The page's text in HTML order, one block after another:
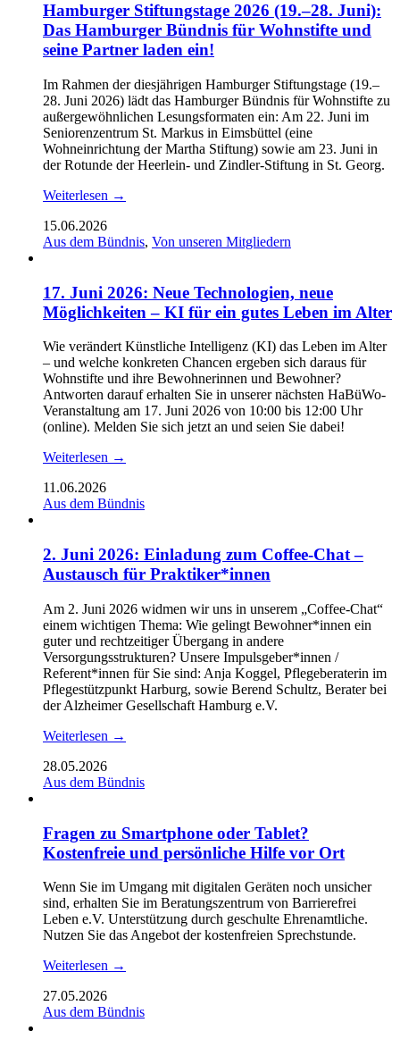
Hamburger Stiftungstage 2026 (19.–28. Juni):
Das Hamburger Bündnis für Wohnstifte und
seine Partner laden ein!
Im Rahmen der diesjährigen Hamburger Stiftungstage (19.–
28. Juni 2026) lädt das Hamburger Bündnis für Wohnstifte zu
außergewöhnlichen Lesungsformaten ein: Am 22. Juni im
Seniorenzentrum St. Markus in Eimsbüttel (eine
Wohneinrichtung der Martha Stiftung) sowie am 23. Juni in
der Rotunde der Heerlein- und Zindler-Stiftung in St. Georg.
Weiterlesen →
15.06.2026
Aus dem Bündnis, Von unseren Mitgliedern
17. Juni 2026: Neue Technologien, neue
Möglichkeiten – KI für ein gutes Leben im Alter
Wie verändert Künstliche Intelligenz (KI) das Leben im Alter
– und welche konkreten Chancen ergeben sich daraus für
Wohnstifte und ihre Bewohnerinnen und Bewohner?
Antworten darauf erhalten Sie in unserer nächsten HaBüWo-
Veranstaltung am 17. Juni 2026 von 10:00 bis 12:00 Uhr
(online). Melden Sie sich jetzt an und seien Sie dabei!
Weiterlesen →
11.06.2026
Aus dem Bündnis
2. Juni 2026: Einladung zum Coffee-Chat –
Austausch für Praktiker*innen
Am 2. Juni 2026 widmen wir uns in unserem „Coffee-Chat“
einem wichtigen Thema: Wie gelingt Bewohner*innen ein
guter und rechtzeitiger Übergang in andere
Versorgungsstrukturen? Unsere Impulsgeber*innen /
Referent*innen für Sie sind: Anja Koggel, Pflegeberaterin im
Pflegestützpunkt Harburg, sowie Berend Schultz, Berater bei
der Alzheimer Gesellschaft Hamburg e.V.
Weiterlesen →
28.05.2026
Aus dem Bündnis
Fragen zu Smartphone oder Tablet?
Kostenfreie und persönliche Hilfe vor Ort
Wenn Sie im Umgang mit digitalen Geräten noch unsicher
sind, erhalten Sie im Beratungszentrum von Barrierefrei
Leben e.V. Unterstützung durch geschulte Ehrenamtliche.
Nutzen Sie das Angebot der kostenfreien Sprechstunde.
Weiterlesen →
27.05.2026
Aus dem Bündnis